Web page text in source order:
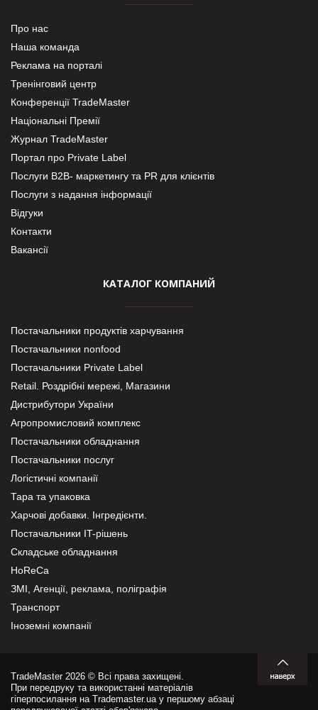
Про нас
Наша команда
Реклама на порталі
Тренінговий центр
Конференції TradeMaster
Національні Премії
Журнал TradeMaster
Портал про Private Label
Послуги В2В- маркетингу та PR для клієнтів
Послуги з надання інформації
Відгуки
Контакти
Вакансії
КАТАЛОГ КОМПАНИЙ
Постачальники продуктів харчування
Постачальники nonfood
Постачальники Private Label
Retail. Роздрібні мережі, Магазини
Дистрибутори України
Агропромисловий комплекс
Постачальники обладнання
Постачальники послуг
Логістичні компанії
Тара та упаковка
Харчові добавки. Інгредієнти.
Постачальники IT-рішень
Складське обладнання
HoReCa
ЗМІ, Агенції, реклама, поліграфія
Транспорт
Іноземні компанії
TradeMaster 2026 © Всі права захищені.
При передруку та використанні матеріалів
гіперпосилання на Trademaster.ua у першому абзаці